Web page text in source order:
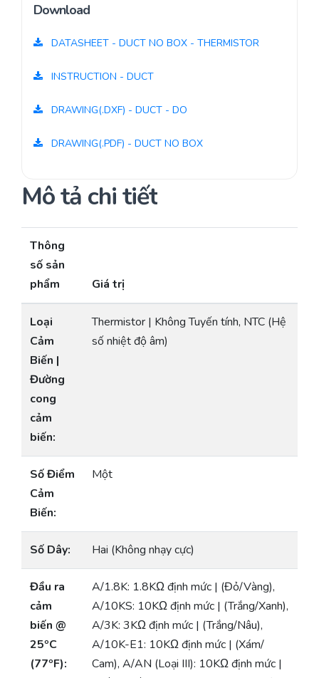
Download
DATASHEET - DUCT NO BOX - THERMISTOR
INSTRUCTION - DUCT
DRAWING(.DXF) - DUCT - DO
DRAWING(.PDF) - DUCT NO BOX
Mô tả chi tiết
Thông
số sản
phẩm
Giá trị
Loại
Cảm
Biến |
Đường
cong
cảm
biến:
Thermistor | Không Tuyến tính, NTC (Hệ
số nhiệt độ âm)
Số Điểm
Cảm
Biến:
Một
Số Dây: Hai (Không nhạy cực)
Đầu ra
cảm
biến @
25ºC
(77ºF):
A/1.8K: 1.8KΩ định mức | (Đỏ/Vàng),
A/10KS: 10KΩ định mức | (Trắng/Xanh),
A/3K: 3KΩ định mức | (Trắng/Nâu),
A/10K-E1: 10KΩ định mức | (Xám/
Cam), A/AN (Loại III): 10KΩ định mức |